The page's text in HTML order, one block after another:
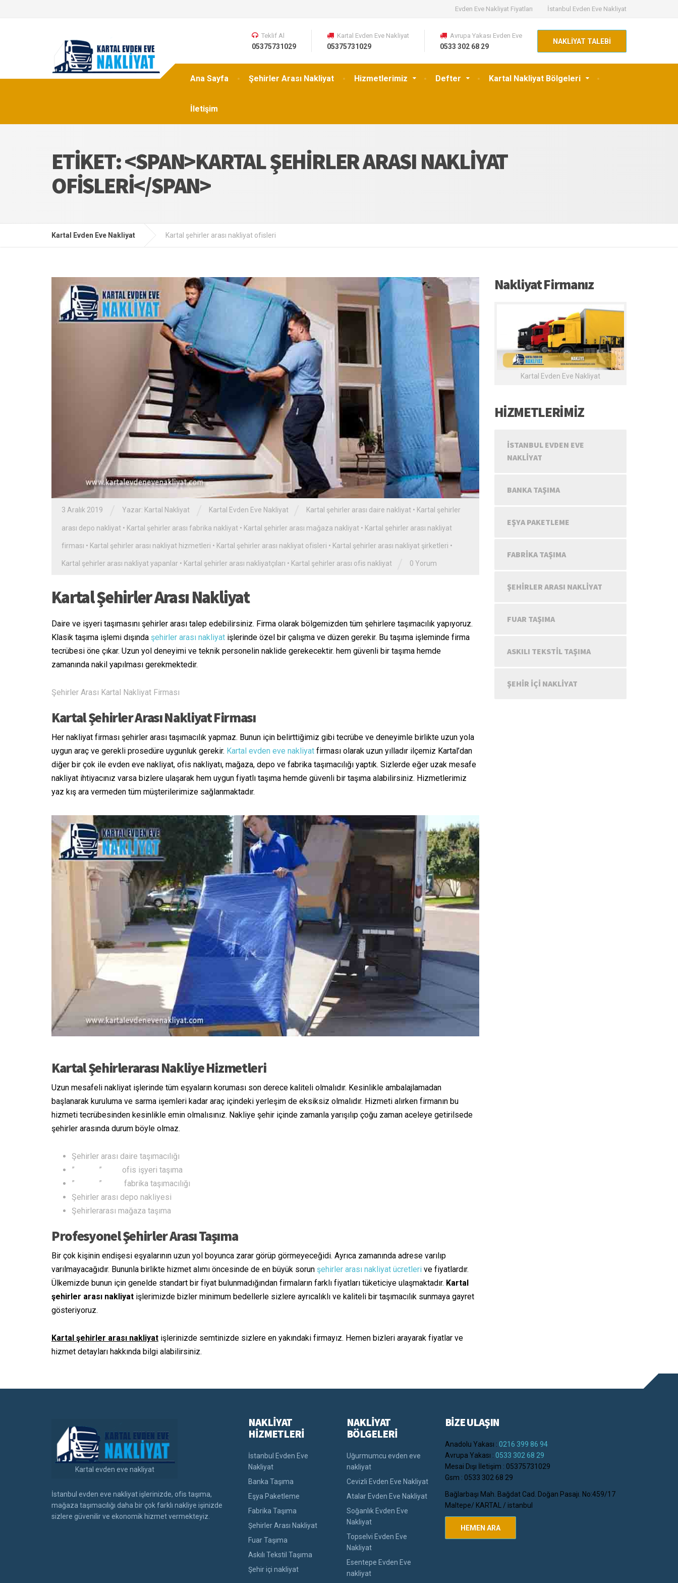
Evden Eve Nakliyat Fiyatları İstanbul Evden Eve Nakliyat
Ana Sayfa Şehirler Arası Nakliyat Hizmetlerimiz Defter Kartal Nakliyat Bölgeleri
İletişim
Teklif Al
05375731029
Kartal Evden Eve Nakliyat
05375731029
Avrupa Yakası Evden Eve
0533 302 68 29
NAKLİYAT TALEBİ
ETIKET: <SPAN>KARTAL ŞEHIRLER ARASI NAKLIYAT
OFISLERI</SPAN>
Kartal Evden Eve Nakliyat Kartal şehirler arası nakliyat ofisleri
3 Aralık 2019 Yazar: Kartal Nakliyat Kartal Evden Eve Nakliyat Kartal şehirler arası daire nakliyat • Kartal şehirler
arası depo nakliyat • Kartal şehirler arası fabrika nakliyat • Kartal şehirler arası mağaza nakliyat • Kartal şehirler arası nakliyat
firması • Kartal şehirler arası nakliyat hizmetleri • Kartal şehirler arası nakliyat ofisleri • Kartal şehirler arası nakliyat şirketleri •
Kartal şehirler arası nakliyat yapanlar • Kartal şehirler arası nakliyatçıları • Kartal şehirler arası ofis nakliyat 0 Yorum
Kartal Şehirler Arası Nakliyat
Daire ve işyeri taşımasını şehirler arası talep edebilirsiniz. Firma olarak bölgemizden tüm şehirlere taşımacılık yapıyoruz.
Klasik taşıma işlemi dışında şehirler arası nakliyat işlerinde özel bir çalışma ve düzen gerekir. Bu taşıma işleminde firma
tecrübesi öne çıkar. Uzun yol deneyimi ve teknik personelin naklide gerekecektir. hem güvenli bir taşıma hemde
zamanında nakil yapılması gerekmektedir.
Şehirler Arası Kartal Nakliyat Firması
Kartal Şehirler Arası Nakliyat Firması
Her nakliyat firması şehirler arası taşımacılık yapmaz. Bunun için belirttiğimiz gibi tecrübe ve deneyimle birlikte uzun yola
uygun araç ve gerekli prosedüre uygunluk gerekir. Kartal evden eve nakliyat firması olarak uzun yılladır ilçemiz Kartal’dan
diğer bir çok ile evden eve nakliyat, ofis nakliyatı, mağaza, depo ve fabrika taşımacılığı yaptık. Sizlerde eğer uzak mesafe
nakliyat ihtiyacınız varsa bizlere ulaşarak hem uygun fiyatlı taşıma hemde güvenli bir taşıma alabilirsiniz. Hizmetlerimiz
yaz kış ara vermeden tüm müşterilerimize sağlanmaktadır.
Kartal Şehirlerarası Nakliye Hizmetleri
Uzun mesafeli nakliyat işlerinde tüm eşyaların koruması son derece kaliteli olmalıdır. Kesinlikle ambalajlamadan
başlanarak kuruluma ve sarma işemleri kadar araç içindeki yerleşim de eksiksiz olmalıdır. Hizmeti alırken firmanın bu
hizmeti tecrübesinden kesinlikle emin olmalısınız. Nakliye şehir içinde zamanla yarışılıp çoğu zaman aceleye getirilsede
şehirler arasında durum böyle olmaz.
Şehirler arası daire taşımacılığı
” ” ofis işyeri taşıma
” ” fabrika taşımacılığı
Şehirler arası depo nakliyesi
Şehirlerarası mağaza taşıma
Profesyonel Şehirler Arası Taşıma
Bir çok kişinin endişesi eşyalarının uzun yol boyunca zarar görüp görmeyeceğidi. Ayrıca zamanında adrese varılıp
varılmayacağıdır. Bununla birlikte hizmet alımı öncesinde de en büyük sorun şehirler arası nakliyat ücretleri ve fiyatlardır.
Ülkemizde bunun için genelde standart bir fiyat bulunmadığından firmaların farklı fiyatları tüketiciye ulaşmaktadır. Kartal
şehirler arası nakliyat işlerimizde bizler minimum bedellerle sizlere ayrıcalıklı ve kaliteli bir taşımacılık sunmaya gayret
gösteriyoruz.
Kartal şehirler arası nakliyat işlerinizde semtinizde sizlere en yakındaki firmayız. Hemen bizleri arayarak fiyatlar ve
hizmet detayları hakkında bilgi alabilirsiniz.
Nakliyat Firmanız
Kartal Evden Eve Nakliyat
HİZMETLERİMİZ
İSTANBUL EVDEN EVE
NAKLIYAT
BANKA TAŞIMA
EŞYA PAKETLEME
FABRIKA TAŞIMA
ŞEHIRLER ARASI NAKLIYAT
FUAR TAŞIMA
ASKILI TEKSTIL TAŞIMA
ŞEHIR IÇI NAKLIYAT
Kartal evden eve nakliyat
İstanbul evden eve nakliyat işlerinizde, ofis taşıma,
mağaza taşımacılığı daha bir çok farklı nakliye işinizde
sizlere güvenilir ve ekonomik hizmet vermekteyiz.
NAKLİYAT
HİZMETLERİ
İstanbul Evden Eve
Nakliyat
Banka Taşıma
Eşya Paketleme
Fabrika Taşıma
Şehirler Arası Nakliyat
Fuar Taşıma
Askılı Tekstil Taşıma
Şehir içi nakliyat
NAKLİYAT
BÖLGELERİ
Uğurmumcu evden eve
nakliyat
Cevizli Evden Eve Nakliyat
Atalar Evden Eve Nakliyat
Soğanlık Evden Eve
Nakliyat
Topselvi Evden Eve
Nakliyat
Esentepe Evden Eve
nakliyat
BİZE ULAŞIN
Anadolu Yakası : 0216 399 86 94
Avrupa Yakası : 0533 302 68 29
Mesai Dışı İletişim : 05375731029
Gsm : 0533 302 68 29
Bağlarbaşı Mah. Bağdat Cad. Doğan Pasajı. No:459/17
Maltepe/ KARTAL / istanbul
HEMEN ARA